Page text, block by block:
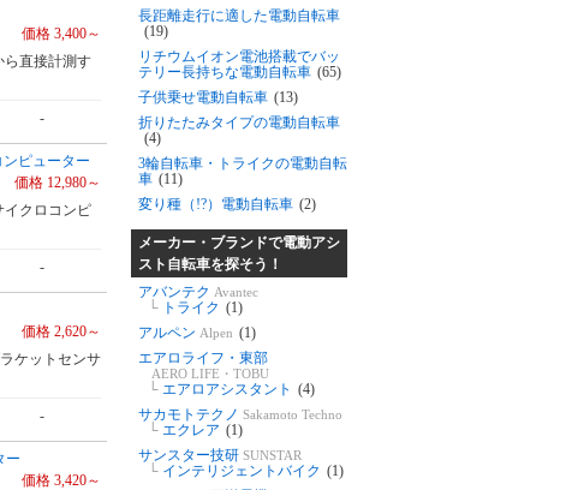
価格 3,400～
ら直接計測す
-
ピューター
価格 12,980～
イクロコンピ
-
価格 2,620～
ケットセンサ
-
ー
価格 3,420～
長距離走行に適した電動自転車
(19)
リチウムイオン電池搭載でバッ
テリー長持ちな電動自転車 (65)
子供乗せ電動自転車 (13)
折りたたみタイプの電動自転車
(4)
3輪自転車・トライクの電動自転
車 (11)
変り種（!?）電動自転車 (2)
メーカー・ブランドで電動アシ
スト自転車を探そう！
アバンテク Avantec
└ トライク (1)
アルペン Alpen (1)
エアロライフ・東部
AERO LIFE・TOBU
└ エアロアシスタント (4)
サカモトテクノ Sakamoto Techno
└ エクレア (1)
サンスター技研 SUNSTAR
└ インテリジェントバイク (1)